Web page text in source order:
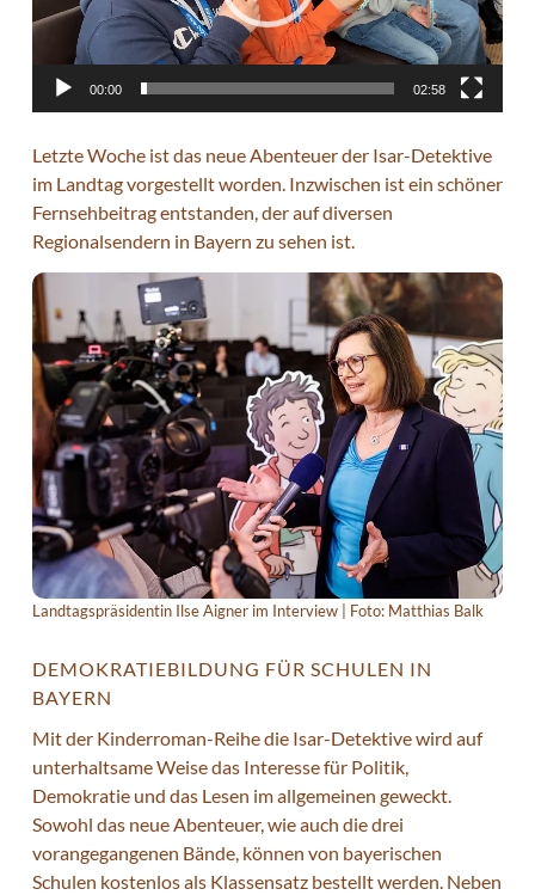
00:00 02:58
Letzte Woche ist das neue Abenteuer der Isar-Detektive
im Landtag vorgestellt worden. Inzwischen ist ein schöner
Fernsehbeitrag entstanden, der auf diversen
Regionalsendern in Bayern zu sehen ist.
Landtagspräsidentin Ilse Aigner im Interview | Foto: Matthias Balk
DEMOKRATIEBILDUNG FÜR SCHULEN IN
BAYERN
Mit der Kinderroman-Reihe die Isar-Detektive wird auf
unterhaltsame Weise das Interesse für Politik,
Demokratie und das Lesen im allgemeinen geweckt.
Sowohl das neue Abenteuer, wie auch die drei
vorangegangenen Bände, können von bayerischen
Schulen kostenlos als Klassensatz bestellt werden. Neben